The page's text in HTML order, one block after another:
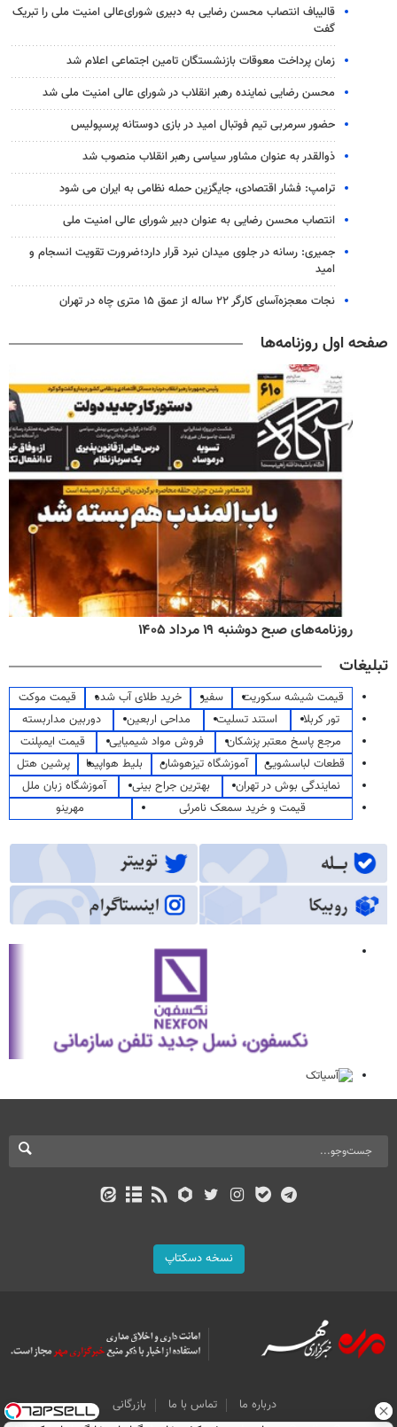
قالیباف انتصاب محسن رضایی به دبیری شورای‌عالی امنیت ملی را تبریک
گفت
زمان پرداخت معوقات بازنشستگان تامین اجتماعی اعلام شد
محسن رضایی نماینده رهبر انقلاب در شورای عالی امنیت ملی شد
حضور سرمربی تیم فوتبال امید در بازی دوستانه پرسپولیس
ذوالقدر به عنوان مشاور سیاسی رهبر انقلاب منصوب شد
ترامپ: فشار اقتصادی، جایگزین حمله نظامی به ایران می شود
انتصاب محسن رضایی به عنوان دبیر شورای عالی امنیت ملی
جمیری: رسانه‌ در جلوی میدان نبرد قرار دارد؛ضرورت تقویت انسجام و
امید
نجات معجزه‌آسای کارگر ۲۲ ساله از عمق ۱۵ متری چاه در تهران
صفحه اول روزنامه‌ها
روزنامه‌های صبح دوشنبه ۱۹ مرداد ۱۴۰۵
تبلیغات
قیمت شیشه سکوریت سفیر خرید طلای آب شده
قیمت موکت
تور کربلا
استند تسلیت مداحی اربعین
دوربین مداربسته
مرجع پاسخ معتبر پزشکان
فروش مواد شیمیایی
قیمت ایمپلنت
قطعات لباسشویی
آموزشگاه تیزهوشان بلیط هواپیما
پرشین هتل
نمایندگی بوش در تهران
بهترین جراح بینی
آموزشگاه زبان ملل
قیمت و خرید سمعک نامرئی
مهرینو
نسخه دسکتاپ
درباره ما تماس با ما
بازرگانی